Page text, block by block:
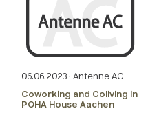
06.06.2023 · Antenne AC
Coworking and Coliving in
POHA House Aachen